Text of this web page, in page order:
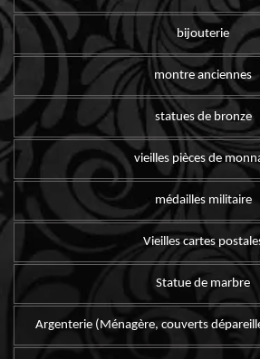
bijouterie
montre anciennes
statues de bronze
vieilles pièces de
médailles militaire
Vieilles cartes
Statue de marbre
Argenterie (Ménagère, couverts